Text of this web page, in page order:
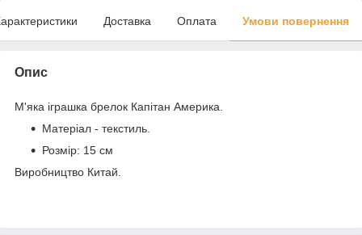
Доставка Оплата Умови повернення
Опис
М'яка іграшка брелок Капітан Америка.
Матеріал - текстиль
Розмір: 15 см
Виробництво Китай.